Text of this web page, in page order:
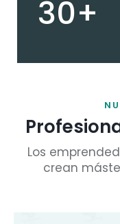
30+
Los
crean